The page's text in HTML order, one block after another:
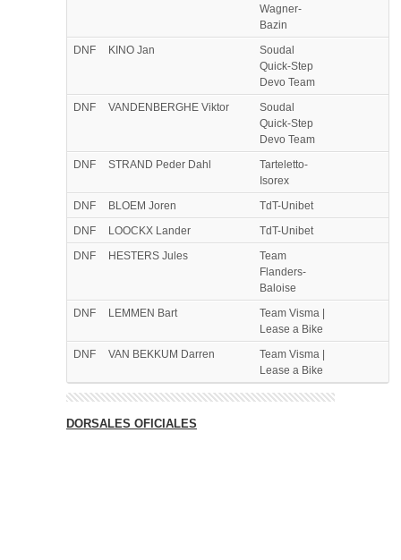
Wagner-
Bazin
DNF
KINO Jan
Soudal
Quick-Step
Devo Team
DNF
VANDENBERGHE Viktor
Soudal
Quick-Step
Devo Team
DNF
STRAND Peder Dahl
Tarteletto-
Isorex
DNF
BLOEM Joren
TdT-Unibet
DNF
LOOCKX Lander
TdT-Unibet
DNF
HESTERS Jules
Team
Flanders-
Baloise
DNF
LEMMEN Bart
Team Visma |
Lease a Bike
DNF
VAN BEKKUM Darren
Team Visma |
Lease a Bike
DORSALES OFICIALES